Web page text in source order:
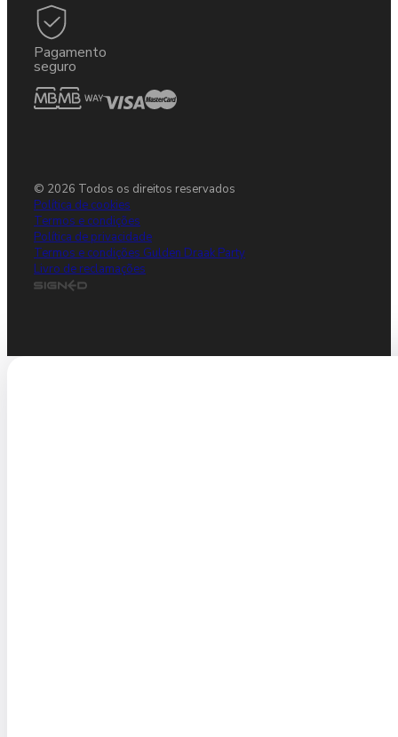
Pagamento
seguro
© 2026 Todos os direitos reservados
Política de cookies
Termos e condições
Política de privacidade
Termos e condições Gulden Draak Party
Livro de reclamações